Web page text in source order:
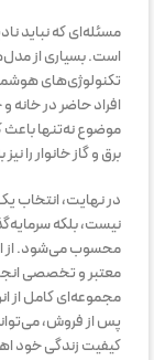
مسئله‌ای که نباید
است. بسیاری از
تکنولوژی‌های
افراد حاضر در خانه
موضوع نه‌تنها
برق و گاز خانوار را
در نهایت، انتخاب
نیست، بلکه
محسوب می‌شود. از
معتبر و تخصصی
مجموعه‌ای کامل از
پس از فروش،
کیفیت زندگی خود